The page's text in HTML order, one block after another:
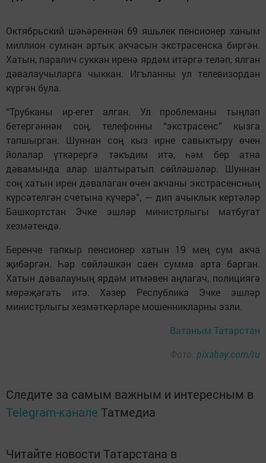
Октябрьский шәһәреннән 69 яшьлек пенсионер ханым
миллион сумнан артык акчасын экстрасенска биргән.
Хатын, паралич суккан иренә ярдәм итәргә теләп, ялган
дәвалаучыларга чыккан. Игъланны ул телевизордан
күргән була.
“Трубканы ир-егет алган. Ул проблеманы тыңлап
бетергәннән соң, телефонны “экстрасенс” кызга
тапшырган. Шуннан соң кыз ирне савыктыру өчен
йолалар үткәрергә тәкъдим итә, һәм бер атна
дәвамында алар шалтыратып сөйләшәләр. Шуннан
соң хатын ирен дәвалаган өчен акчаны экстрасенсның
күрсәтелгән счетына күчерә”, — дип ачыклык кертәләр
Башкортстан Эчке эшләр министрлыгы матбугат
хезмәтендә.
Беренче тапкыр пенсионер хатын 19 мең сум акча
җибәргән. Һәр сөйләшкән саен сумма арта барган.
Хатын дәвалауның ярдәм итмәвен аңлагач, полициягә
мөрәҗәгать итә. Хәзер Республика Эчке эшләр
министрлыгы хезмәткәрләре мошенникларны эзли.
Ватаным Татарстан
Фото: pixabay.com/ru
Следите за самым важным и интересным в
Telegram-канале Татмедиа
Читайте новости Татарстана в